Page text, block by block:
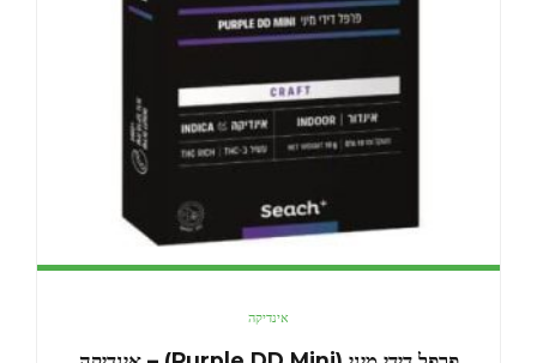
אינדיקה